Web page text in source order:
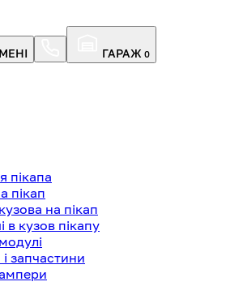
ГАРАЖ 0
пікапа
пікап
на пікап
в кузов пікапу
запчастини